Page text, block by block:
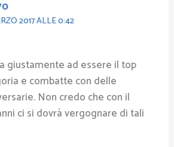
2017 ALLE 0:42
giustamente ad essere il top
e combatte con delle
Non credo che con il
ci si dovrà vergognare di tali